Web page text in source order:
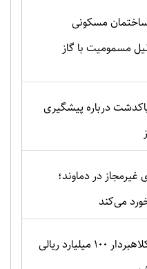
مسکونی
دلیل مسمومیت با گاز
درباره پیشگیری
در دماوند؛
می‌کند
دستگیری زن کلاهبردار ۱۰۰ میلیارد ریالی